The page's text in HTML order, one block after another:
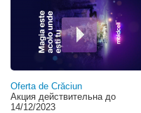
Oferta de Crăciun
Акция действительна до
14/12/2023